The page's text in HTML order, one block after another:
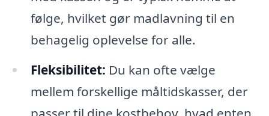
følge, hvilket gør madlavning til en
behagelig oplevelse for alle.
Fleksibilitet: Du kan ofte vælge
mellem forskellige måltidskasser, der